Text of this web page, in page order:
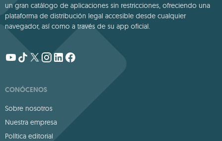
un gran catálogo de aplicaciones sin restricciones, ofreciendo una
plataforma de distribución legal accesible desde cualquier
navegador, así como a través de su app oficial.
CONÓCENOS
Sobre nosotros
Nuestra empresa
Política editorial